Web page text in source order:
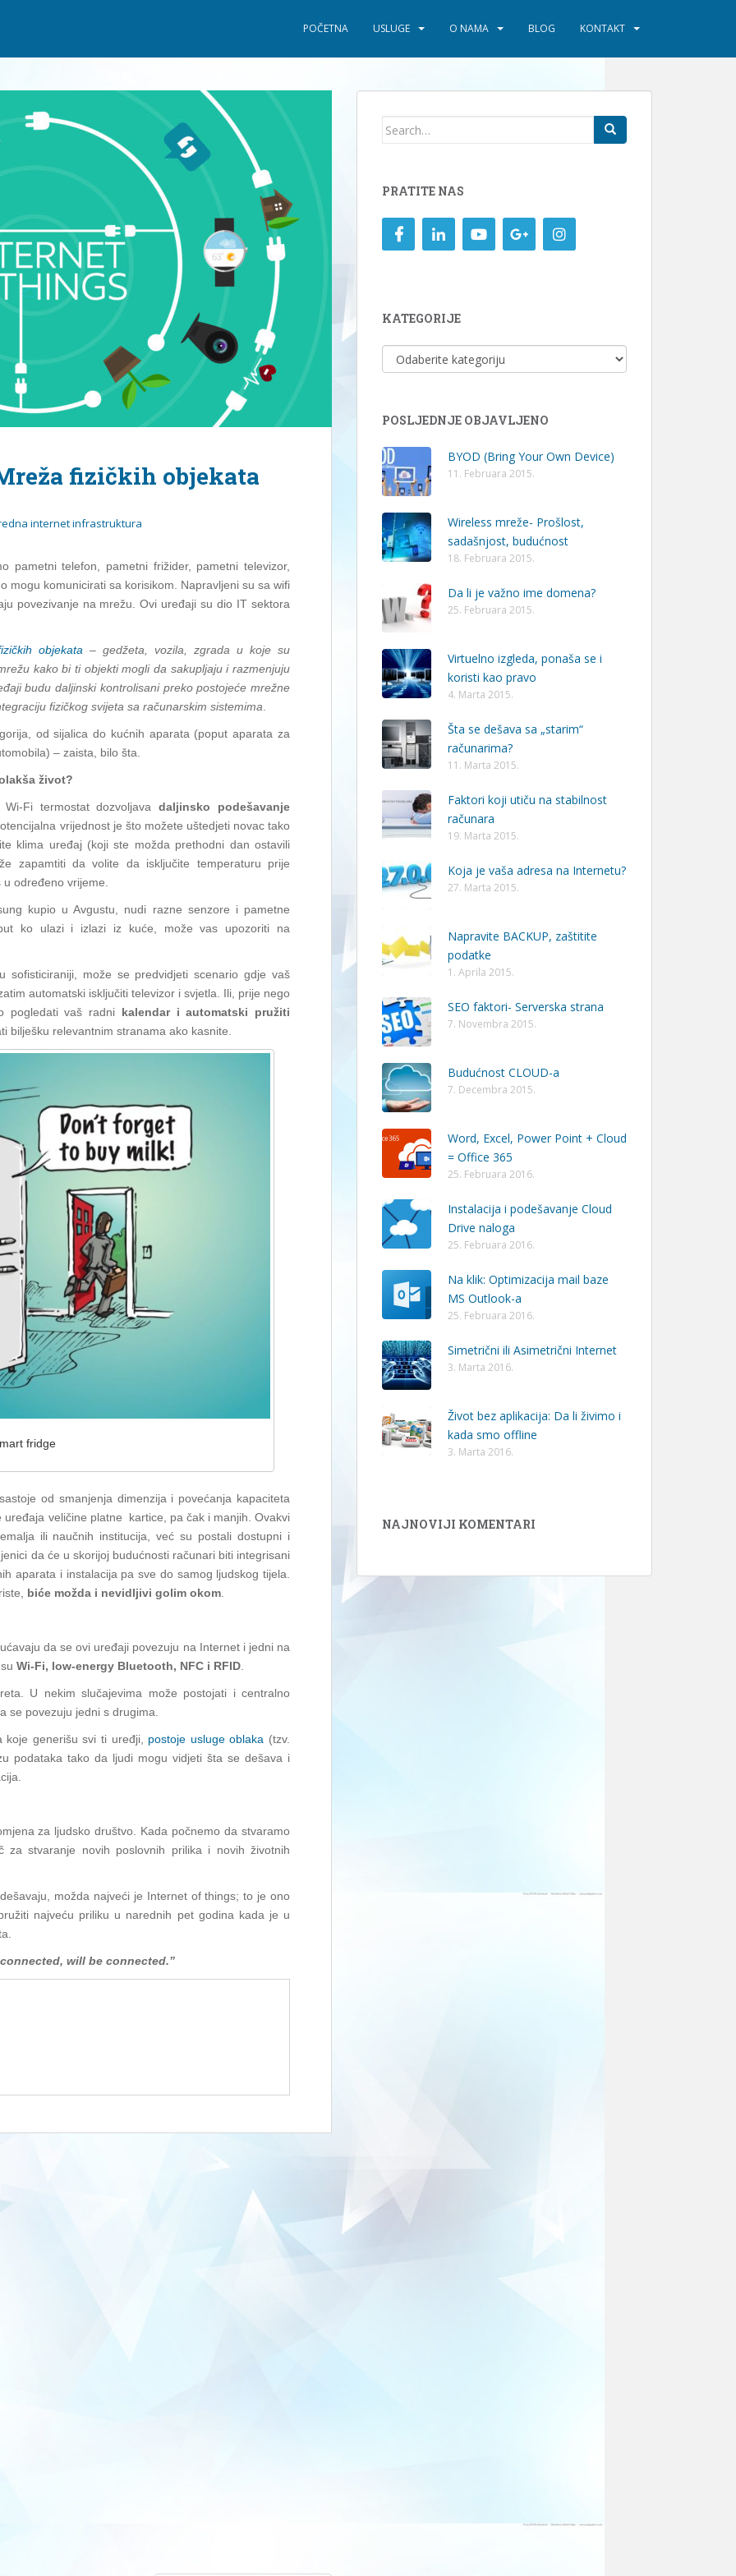
POČETNA USLUGE O NAMA BLOG KONTAKT
fizičkih objekata
internet infrastruktura
pametni telefon, pametni frižider, pametni televizor,
komunicirati sa korisikom. Napravljeni su sa wifi
povezivanje na mrežu. Ovi uređaji su dio IT sektora
objekata – gedžeta, vozila, zgrada u koje su
kako bi ti objekti mogli da sakupljaju i razmenjuju
budu daljinski kontrolisani preko postojeće mrežne
fizičkog svijeta sa računarskim sistemima
od sijalica do kućnih aparata (poput aparata za
– zaista, bilo šta.
život?
Fi termostat dozvoljavadaljinsko podešavanje
vrijednost je što možete uštedjeti novac tako
klima uređaj (koji ste možda prethodni dan ostavili
zapamtiti da volite da isključite temperaturu prije
određeno vrijeme.
kupio u Avgustu, nudi razne senzore i pametne
ko ulazi i izlazi iz kuće, može vas upozoriti na
može se predvidjeti scenario gdje vaš
automatski isključiti televizor i svjetla. Ili, prije nego
pogledati vaš radni kalendar i automatski pružiti
bilješku relevantnim stranama ako kasnite.
fridge
od smanjenja dimenzija i povećanja kapaciteta
veličine platne kartice, pa čak i manjih. Ovakvi
ili naučnih institucija, već su postali dostupni i
da će u skorijoj budućnosti računari biti integrisani
aparata i instalacija pa sve do samog ljudskog tijela.
biće možda i nevidljivi golim okom
da se ovi uređaji povezuju na Internet i jedni na
Wi-Fi, low-energy Bluetooth, NFC i RFID
U nekim slučajevima može postojati i centralno
se povezuju jedni s drugima.
koje generišu svi ti uređji, postoje usluge oblaka (tzv.
podataka tako da ljudi mogu vidjeti šta se dešava i
za ljudsko društvo. Kada počnemo da stvaramo
stvaranje novih poslovnih prilika i novih životnih
možda najveći je Internet of things; to je ono
najveću priliku u narednih pet godina kada je u
will be connected.”
Search
PRATITE NAS
KATEGORIJE
KATEGORIJE
POSLJEDNJE OBJAVLJENO
BYOD (Bring Your Own Device)
11. Februara 2015.
Wireless mreže- Prošlost,
sadašnjost, budućnost
18. Februara 2015.
Da li je važno ime domena?
25. Februara 2015.
Virtuelno izgleda, ponaša se i
koristi kao pravo
4. Marta 2015.
Šta se dešava sa „starim“
računarima?
11. Marta 2015.
Faktori koji utiču na stabilnost
računara
19. Marta 2015.
Koja je vaša adresa na Internetu?
27. Marta 2015.
Napravite BACKUP, zaštitite
podatke
1. Aprila 2015.
SEO faktori- Serverska strana
7. Novembra 2015.
Budućnost CLOUD-a
7. Decembra 2015.
Word, Excel, Power Point + Cloud
= Office 365
25. Februara 2016.
Instalacija i podešavanje Cloud
Drive naloga
25. Februara 2016.
Na klik: Optimizacija mail baze
MS Outlook-a
25. Februara 2016.
Simetrični ili Asimetrični Internet
3. Marta 2016.
Život bez aplikacija: Da li živimo i
kada smo offline
3. Marta 2016.
NAJNOVIJI KOMENTARI